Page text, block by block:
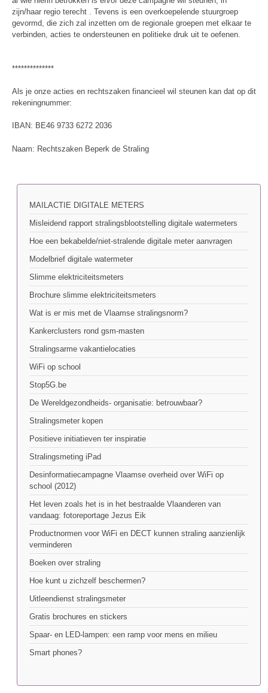
zijn/haar regio terecht . Tevens is een overkoepelende stuurgroep
gevormd, die zich zal inzetten om de regionale groepen met elkaar te
verbinden, acties te ondersteunen en politieke druk uit te oefenen.
**************
Als je onze acties en rechtszaken financieel wil steunen kan dat op dit
rekeningnummer:
IBAN: BE46 9733 6272 2036
Naam: Rechtszaken Beperk de Straling
MAILACTIE DIGITALE METERS
Misleidend rapport stralingsblootstelling digitale watermeters
Hoe een bekabelde/niet-stralende digitale meter aanvragen
Modelbrief digitale watermeter
Slimme elektriciteitsmeters
Brochure slimme elektriciteitsmeters
Wat is er mis met de Vlaamse stralingsnorm?
Kankerclusters rond gsm-masten
Stralingsarme vakantielocaties
WiFi op school
Stop5G.be
De Wereldgezondheids- organisatie: betrouwbaar?
Stralingsmeter kopen
Positieve initiatieven ter inspiratie
Stralingsmeting iPad
Desinformatiecampagne Vlaamse overheid over WiFi op
school (2012)
Het leven zoals het is in het bestraalde Vlaanderen van
vandaag: fotoreportage Jezus Eik
Productnormen voor WiFi en DECT kunnen straling aanzienlijk
verminderen
Boeken over straling
Hoe kunt u zichzelf beschermen?
Uitleendienst stralingsmeter
Gratis brochures en stickers
Spaar- en LED-lampen: een ramp voor mens en milieu
Smart phones?